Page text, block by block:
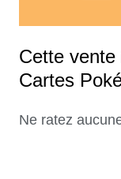
Cette
Cartes
Ne ratez